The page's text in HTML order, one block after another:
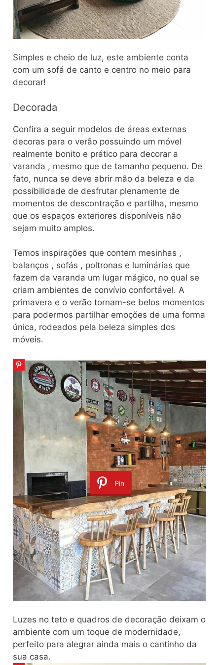
Simples e cheio de luz, este ambiente conta
com um sofá de canto e centro no meio para
decorar!
Decorada
Confira a seguir modelos de áreas externas
decoras para o verão possuindo um móvel
realmente bonito e prático para decorar a
varanda , mesmo que de tamanho pequeno. De
fato, nunca se deve abrir mão da beleza e da
possibilidade de desfrutar plenamente de
momentos de descontração e partilha, mesmo
que os espaços exteriores disponíveis não
sejam muito amplos.
Temos inspirações que contem mesinhas ,
balanços , sofás , poltronas e luminárias que
fazem da varanda um lugar mágico, no qual se
criam ambientes de convívio confortável. A
primavera e o verão tornam-se belos momentos
para podermos partilhar emoções de uma forma
única, rodeados pela beleza simples dos
móveis.
Pin
Luzes no teto e quadros de decoração deixam o
ambiente com um toque de modernidade,
perfeito para alegrar ainda mais o cantinho da
sua casa.